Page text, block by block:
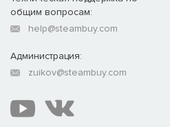
общим вопросам:
help@steambuy.com
Администрация:
zuikov@steambuy.com